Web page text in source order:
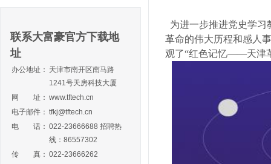
为进一步推进党史学习
革命的伟大历程和感人
观了“红色记忆——天津
联系大富豪官方下载地
址
办公地址： 天津市南开区南马路
1241号天房科技大厦
网 址： www.tftech.cn
电子邮件： tfkj@tftech.cn
电 话： 022-23666688 招聘热
线：86557302
传 真： 022-23666262